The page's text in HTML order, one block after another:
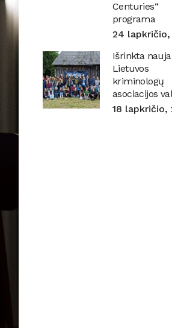
Centuries“
programa
24 lapkričio,
Išrinkta nauja
Lietuvos
kriminologų
asociacijos
18 lapkričio,